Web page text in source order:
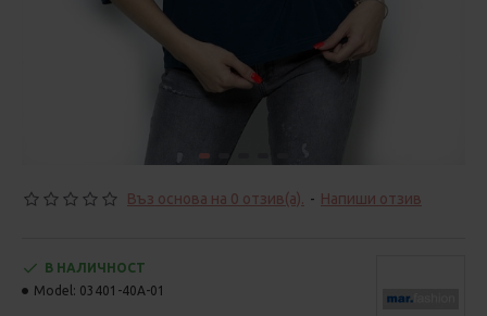
Въз основа на 0 отзив(а). - Напиши отзив
В НАЛИЧНОСТ
Model: 03401-40А-01